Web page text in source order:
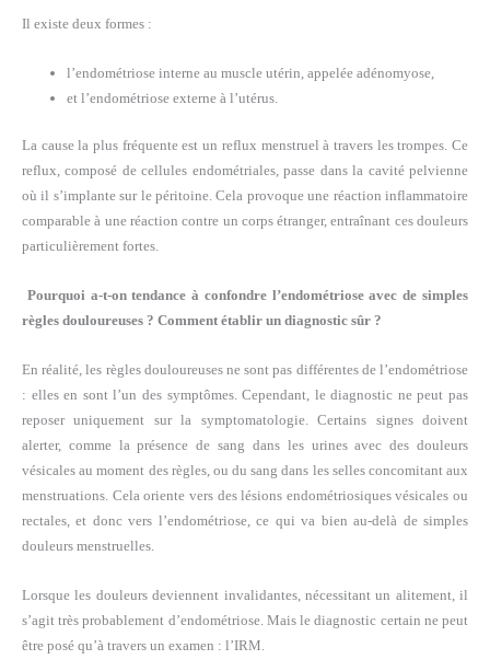
Il existe deux formes :
l’endométriose interne au muscle utérin, appelée adénomyose,
et l’endométriose externe à l’utérus.
La cause la plus fréquente est un reflux menstruel à travers les trompes. Ce
reflux, composé de cellules endométriales, passe dans la cavité pelvienne
où il s’implante sur le péritoine. Cela provoque une réaction inflammatoire
comparable à une réaction contre un corps étranger, entraînant ces douleurs
particulièrement fortes.
Pourquoi a-t-on tendance à confondre l’endométriose avec de simples
règles douloureuses ? Comment établir un diagnostic sûr ?
En réalité, les règles douloureuses ne sont pas différentes de l’endométriose
: elles en sont l’un des symptômes. Cependant, le diagnostic ne peut pas
reposer uniquement sur la symptomatologie. Certains signes doivent
alerter, comme la présence de sang dans les urines avec des douleurs
vésicales au moment des règles, ou du sang dans les selles concomitant aux
menstruations. Cela oriente vers des lésions endométriosiques vésicales ou
rectales, et donc vers l’endométriose, ce qui va bien au-delà de simples
douleurs menstruelles.
Lorsque les douleurs deviennent invalidantes, nécessitant un alitement, il
s’agit très probablement d’endométriose. Mais le diagnostic certain ne peut
être posé qu’à travers un examen : l’IRM.